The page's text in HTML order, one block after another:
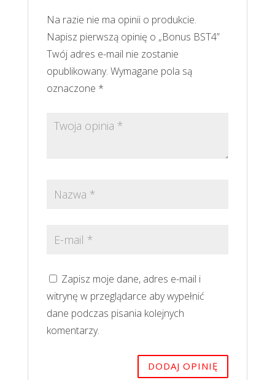
Na razie nie ma opinii o produkcie.
Napisz pierwszą opinię o „Bonus BST4”
Twój adres e-mail nie zostanie
opublikowany. Wymagane pola są
oznaczone *
Zapisz moje dane, adres e-mail i
witrynę w przeglądarce aby wypełnić
dane podczas pisania kolejnych
komentarzy.